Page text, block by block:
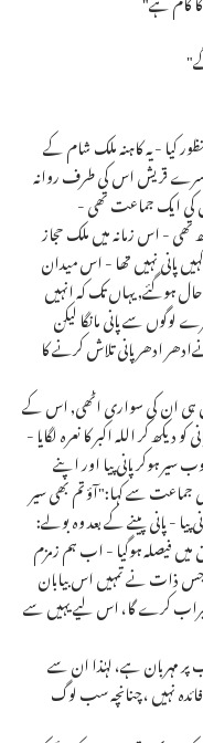
کیا - یہ کاہنہ ملک شام کے
قریش اس کی طرف روانہ
کی ایک جماعت تھی -
- اس زمانہ میں ملک حجاز
پانی نہیں تھا - اس میدان
ہوگئے, یہاں تک کہ انہیں
سے پانی مانگا لیکن
ادھر پانی تلاش کرنے کا
ہی ان کی سواری اٹھی, اس کے
کر اللہ اکبر کا نعرہ لگایا -
ہوکر پانی پیا اور اپنے
سے کہا:"آؤ تم بھی سیر
- پانی پینے کے بعد وہ بولے:
فیصلہ ہوگیا - اب ہم زمزم
ذات نے تمہیں اس بیابان
کرے گا، اس لیے یہیں سے
پر مہربان ہے، لہٰذا ان سے
نہیں ، چنانچہ سب لوگ